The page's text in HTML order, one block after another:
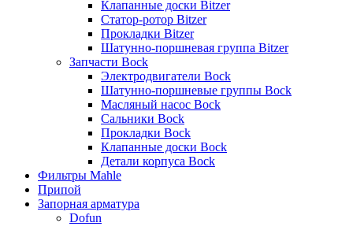
Клапанные доски Bitzer
Статор-ротор Bitzer
Прокладки Bitzer
Шатунно-поршневая группа Bitzer
Запчасти Bock
Электродвигатели Bock
Шатунно-поршневые группы Bock
Масляный насос Bock
Сальники Bock
Прокладки Bock
Клапанные доски Bock
Детали корпуса Bock
Фильтры Mahle
Припой
Запорная арматура
Dofun